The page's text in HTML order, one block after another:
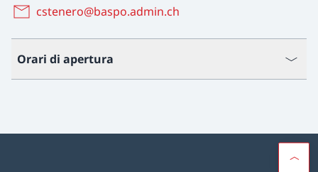
cstenero@baspo.admin.ch
Orari di apertura